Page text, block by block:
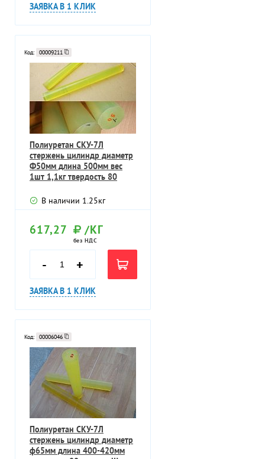
ЗАЯВКА В 1 КЛИК
Код: 00009211
Полиуретан СКУ-7Л
стержень цилиндр диаметр
Ф50мм длина 500мм вес
1шт 1,1кг твердость 80
В наличии 1.25кг
617,27 /КГ
без НДС
- +
ЗАЯВКА В 1 КЛИК
Код: 00006046
Полиуретан СКУ-7Л
стержень цилиндр диаметр
ф65мм длина 400-420мм